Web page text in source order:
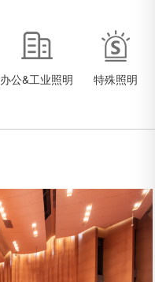
办公&工业照明 特殊照明